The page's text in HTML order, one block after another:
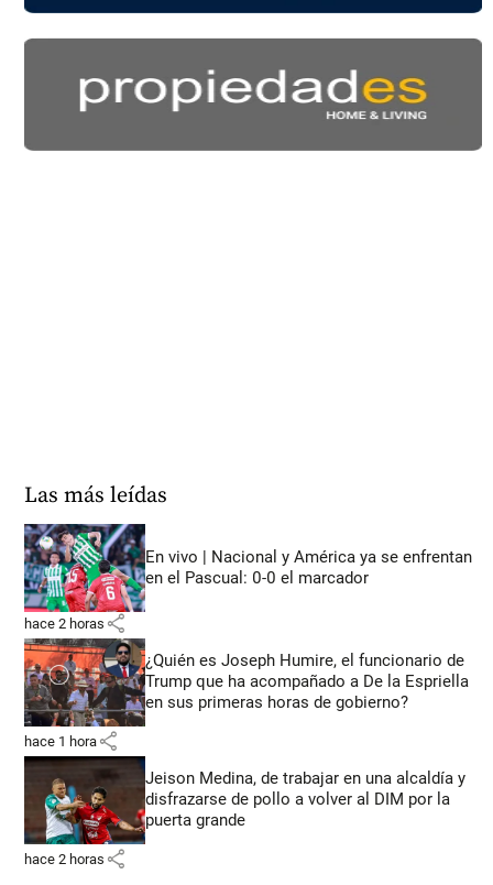
Las más leídas
En vivo | Nacional y América ya se enfrentan
en el Pascual: 0-0 el marcador
hace 2 horas share
¿Quién es Joseph Humire, el funcionario de
Trump que ha acompañado a De la Espriella
en sus primeras horas de gobierno?
hace 1 hora share
Jeison Medina, de trabajar en una alcaldía y
disfrazarse de pollo a volver al DIM por la
puerta grande
hace 2 horas share